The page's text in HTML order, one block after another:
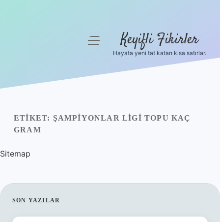
Yasal Uyarı
menüyü
Keyifli Fikirler
Hayata yeni tat katan kısa satırlar.
ETIKET: ŞAMPIYONLAR LIGI TOPU KAÇ
GRAM
Sitemap
SIDEBAR
SON YAZILAR